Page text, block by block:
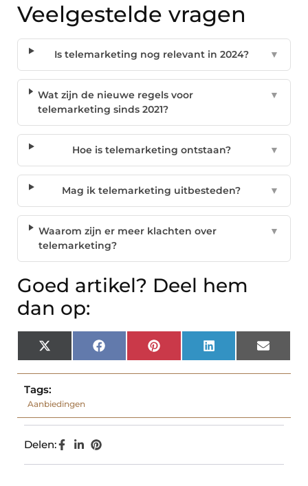
Veelgestelde vragen
Is telemarketing nog relevant in 2024? ▼
Wat zijn de nieuwe regels voor
telemarketing sinds 2021?
▼
Hoe is telemarketing ontstaan? ▼
Mag ik telemarketing uitbesteden? ▼
Waarom zijn er meer klachten over
telemarketing?
▼
Goed artikel? Deel hem
dan op:
X
(Twitter)
Facebook Pinterest LinkedIn Email
Tags:
Aanbiedingen
Delen: